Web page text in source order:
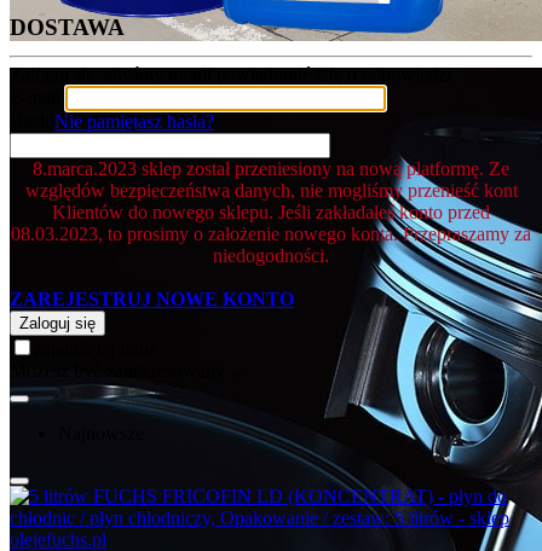
DOSTAWA
Zaloguj się, abyśmy mogli powiadomić Cię o odpowiedzi
Nie pamiętasz hasła?
8.marca.2023 sklep został przeniesiony na nową platformę. Ze
względów bezpieczeństwa danych, nie mogliśmy przenieść kont
Klientów do nowego sklepu. Jeśli zakładałeś konto przed
08.03.2023, to prosimy o założenie nowego konta. Przepraszamy za
niedogodności.
ZAREJESTRUJ NOWE KONTO
Zaloguj się